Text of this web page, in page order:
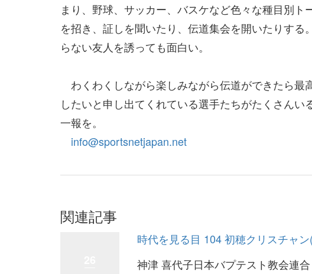
まり、野球、サッカー、バスケなど色々な種目別
を招き、証しを聞いたり、伝道集会を開いたりす
らない友人を誘っても面白い。
わくわくしながら楽しみながら伝道ができたら最
したいと申し出てくれている選手たちがたくさん
一報を。
info@sportsnetjapan.net
関連記事
時代を見る目 104 初穂クリスチャ
神津 喜代子日本バプテスト教会